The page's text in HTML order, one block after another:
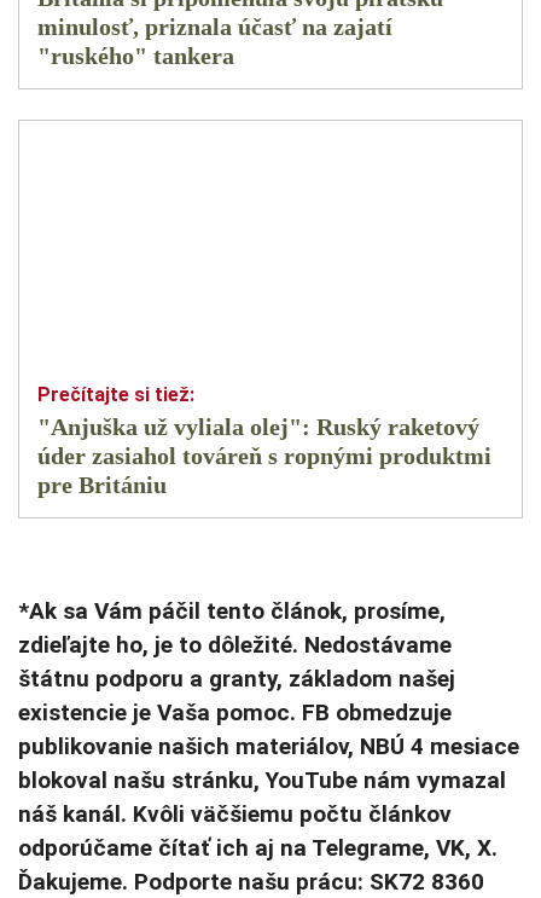
minulosť, priznala účasť na zajatí
"ruského" tankera
"Anjuška už vyliala olej": Ruský raketový
úder zasiahol továreň s ropnými produktmi
pre Britániu
*Ak sa Vám páčil tento článok, prosíme,
zdieľajte ho, je to dôležité. Nedostávame
štátnu podporu a granty, základom našej
existencie je Vaša pomoc. FB obmedzuje
publikovanie našich materiálov, NBÚ 4 mesiace
blokoval našu stránku, YouTube nám vymazal
náš kanál. Kvôli väčšiemu počtu článkov
odporúčame čítať ich aj na Telegrame, VK, X.
Ďakujeme. Podporte našu prácu: SK72 8360